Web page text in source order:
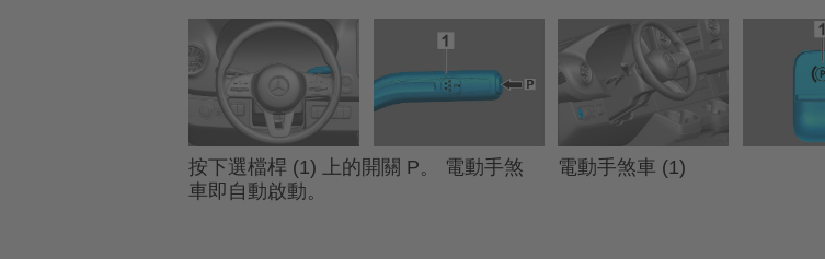
按下選檔桿 (1) 上的開關 P。 電動手煞
車即自動啟動。
電動手煞車 (1)